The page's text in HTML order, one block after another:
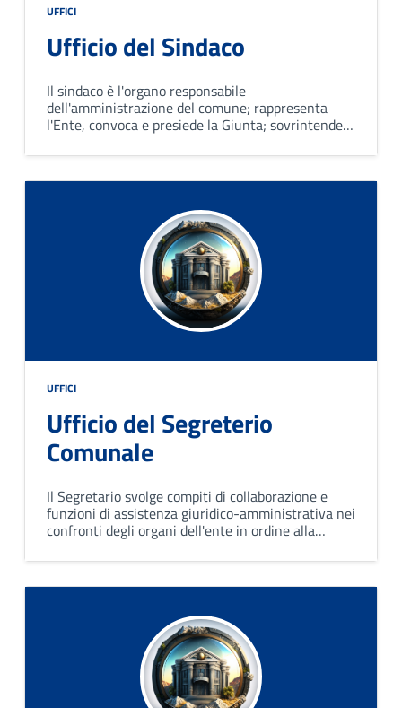
UFFICI
Ufficio del Sindaco
Il sindaco è l'organo responsabile
dell'amministrazione del comune; rappresenta
l'Ente, convoca e presiede la Giunta; sovrintende
all'esecuzione degli atti.
UFFICI
Ufficio del Segreterio
Comunale
Il Segretario svolge compiti di collaborazione e
funzioni di assistenza giuridico-amministrativa nei
confronti degli organi dell'ente in ordine alla
allo statuto ed ai regolamenti.